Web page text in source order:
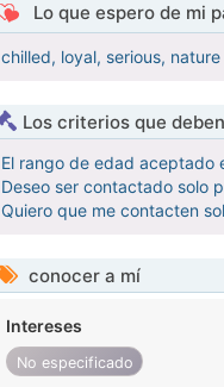
Lo que espero de mi
chilled, loyal, serious,
Los criterios que
El rango de edad aceptado
Deseo ser contactado solo
Quiero que me contacten
conocer a mí
Intereses
No especificado